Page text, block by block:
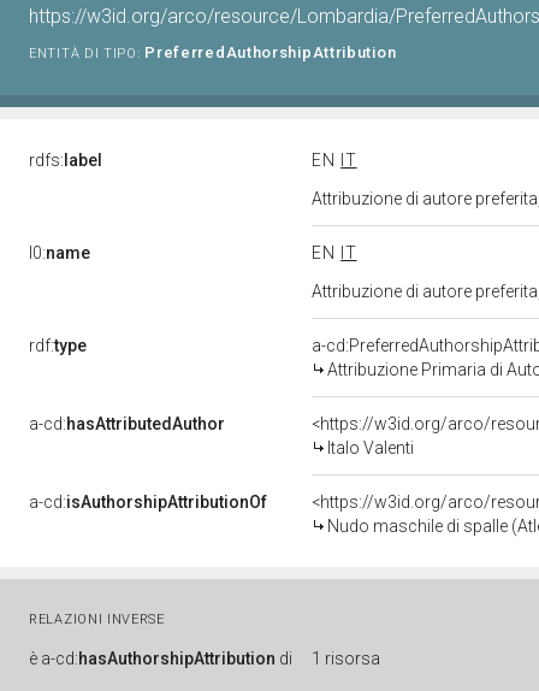
https://w3id.org/arco/resource/Lombardia/
ENTITÀ DI TIPO: PreferredAuthorshipAttribution
rdfs: label EN
IT
Attribuzione di autore
l0:name EN
IT
Attribuzione di autore
rdf:type
a-
Attribuzione Primaria di
a-cd:hasAttributedAuthor
<https://w3id.org/arco/
Italo Valenti
a-cd:isAuthorshipAttributionOf
<https://w3id.org/arco/
Nudo maschile di spalle
RELAZIONI INVERSE
è a-cd:hasAuthorshipAttribution di 1 risorsa